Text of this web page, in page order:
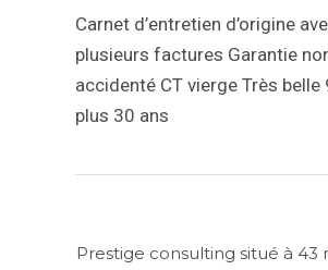
Carnet d’entretien d’origine
plusieurs factures Garantie
accidenté CT vierge Très belle
plus 30 ans
Prestige consulting situé à 43